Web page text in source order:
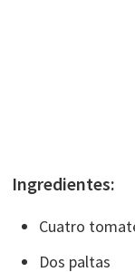
Ingredientes:
Cuatro
Dos paltas